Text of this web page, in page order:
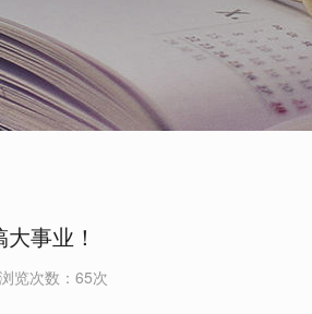
事业！
浏览次数： 65次